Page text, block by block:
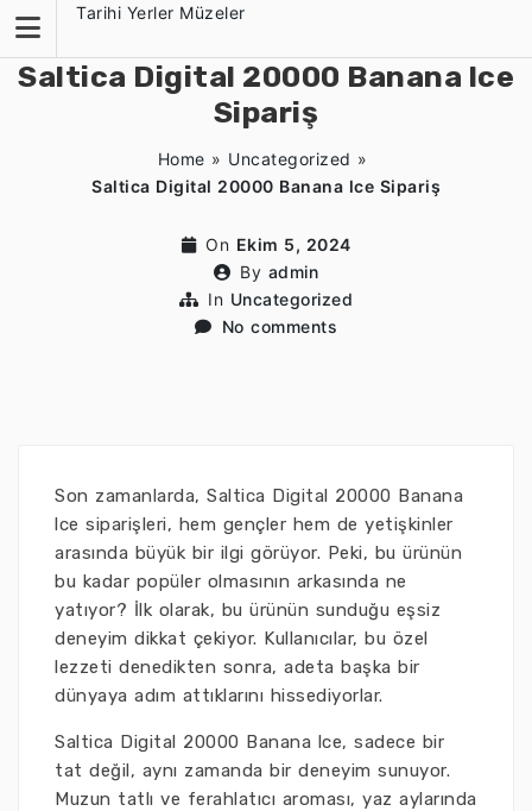
content
Tarihi Yerler Müzeler
Saltica Digital 20000 Banana lce
Sipariş
Home » Uncategorized »
Saltica Digital 20000 Banana lce Sipariş
On Ekim 5, 2024
By admin
In Uncategorized
No comments
Son zamanlarda, Saltica Digital 20000 Banana
lce siparişleri, hem gençler hem de yetişkinler
arasında büyük bir ilgi görüyor. Peki, bu ürünün
bu kadar popüler olmasının arkasında ne
yatıyor? İlk olarak, bu ürünün sunduğu eşsiz
deneyim dikkat çekiyor. Kullanıcılar, bu özel
lezzeti denedikten sonra, adeta başka bir
dünyaya adım attıklarını hissediyorlar.
Saltica Digital 20000 Banana lce, sadece bir
tat değil, aynı zamanda bir deneyim sunuyor.
Muzun tatlı ve ferahlatıcı aroması, yaz aylarında